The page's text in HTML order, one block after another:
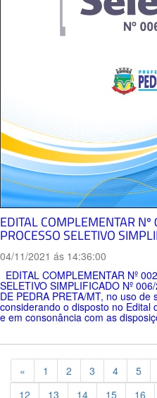
EDITAL COMPLEMENTAR
PROCESSO SELETIVO
04/11/2021 ás 14:36:00
EDITAL COMPLEMENTAR Nº
SELETIVO SIMPLIFICADO Nº
DE PEDRA PRETA/MT, no uso de
considerando o disposto no Edital
e em consonância com as
« Previous
1 2 3 4 5
12
13 14 15 16